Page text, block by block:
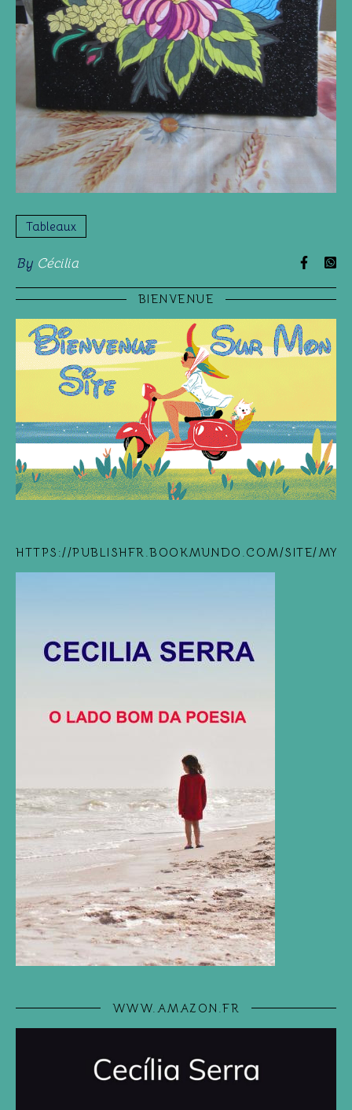
Tableaux
By Cécilia
BIENVENUE
HTTPS://PUBLISHFR.BOOKMUNDO.COM/SITE/
WWW.AMAZON.FR